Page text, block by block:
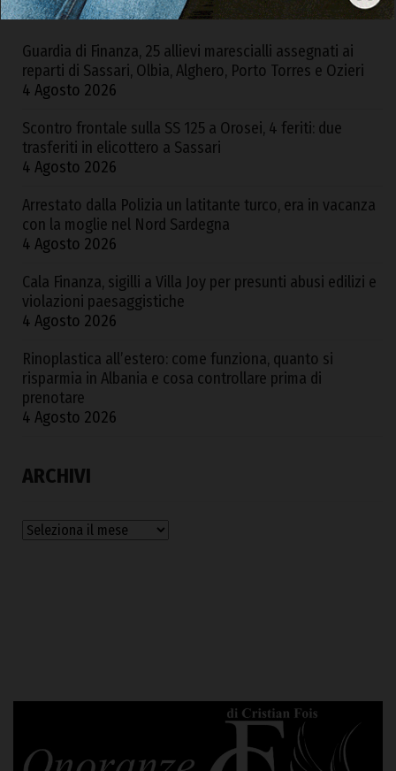
Guardia di Finanza, 25 allievi marescialli assegnati ai
reparti di Sassari, Olbia, Alghero, Porto Torres e Ozieri
4 Agosto 2026
Scontro frontale sulla SS 125 a Orosei, 4 feriti: due
trasferiti in elicottero a Sassari
4 Agosto 2026
Arrestato dalla Polizia un latitante turco, era in vacanza
con la moglie nel Nord Sardegna
4 Agosto 2026
Cala Finanza, sigilli a Villa Joy per presunti abusi edilizi e
violazioni paesaggistiche
4 Agosto 2026
Rinoplastica all’estero: come funziona, quanto si
risparmia in Albania e cosa controllare prima di
prenotare
4 Agosto 2026
ARCHIVI
Archivi